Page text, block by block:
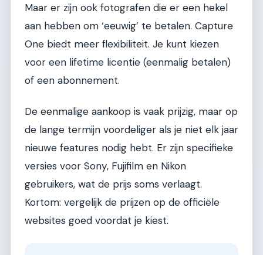
Maar er zijn ook fotografen die er een hekel
aan hebben om ‘eeuwig’ te betalen. Capture
One biedt meer flexibiliteit. Je kunt kiezen
voor een lifetime licentie (eenmalig betalen)
of een abonnement.
De eenmalige aankoop is vaak prijzig, maar op
de lange termijn voordeliger als je niet elk jaar
nieuwe features nodig hebt. Er zijn specifieke
versies voor Sony, Fujifilm en Nikon
gebruikers, wat de prijs soms verlaagt.
Kortom: vergelijk de prijzen op de officiële
websites goed voordat je kiest.